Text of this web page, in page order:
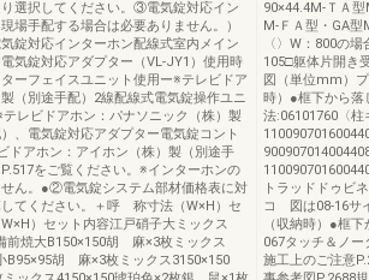
選択してください。③電気錠対応イン
場手配する場合は必要ありません。）
対応インターホン配線式室内メイン
気錠対応アダプター（VL-JY1）使用時
ーフェイスユニット使用ー※テレビドア
（別途手配）2線配線式電気錠操作ユニ
テレビドアホン：パナソニック（株）製
、電気錠対応アダプター電気錠コント
ドアホン：アイホン（株）製（別途手
をご覧ください。※インターホンの
ん。●②電気錠システム部材価格表に対
てください。＋呼 称寸法（W×H）セ
）セット内容江戸硝子大ミックス
前焼大B150×150胡 麻×3枚ミックス
B95×95胡 麻×3枚ミックス3150×150
90×44.4M-ＴＡ
M-ＦＡ型・GA型
〈〉W：800の
105□躯体片開き
図（単位mm）
時）●框下から
法:06101760〈
トラッドドゥビ
コ 図は08-16サ
（収納時）●框
067タッチ＆ノ
施工上のご注意